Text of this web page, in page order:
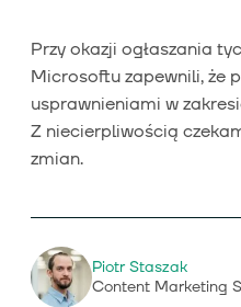
Przy okazji ogłaszania
Microsoftu zapewnili, że
usprawnieniami w
Z niecierpliwością
zmian.
Piotr Staszak
Content Marketing